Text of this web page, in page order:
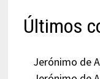
Últimos
Jerónimo de